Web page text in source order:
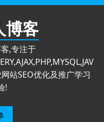
博客
,专注于
站SEO优化及推广学习
!